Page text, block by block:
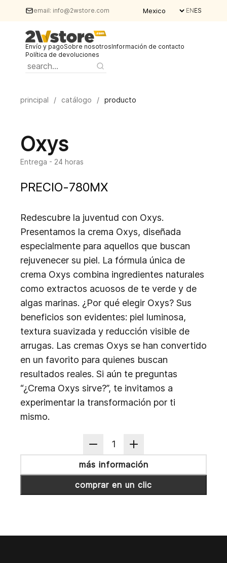
email: info@2wstore.com ENES
Envío y pagoSobre nosotrosInformación de contacto
Política de devoluciones
principal / catálogo / producto
Oxys
Entrega - 24 horas
PRECIO-780MX
Redescubre la juventud con Oxys.
Presentamos la crema Oxys, diseñada
especialmente para aquellos que buscan
rejuvenecer su piel. La fórmula única de
crema Oxys combina ingredientes naturales
como extractos acuosos de te verde y de
algas marinas. ¿Por qué elegir Oxys? Sus
beneficios son evidentes: piel luminosa,
textura suavizada y reducción visible de
arrugas. Las cremas Oxys se han convertido
en un favorito para quienes buscan
resultados reales. Si aún te preguntas
“¿Crema Oxys sirve?”, te invitamos a
experimentar la transformación por ti
mismo.
1
más información
comprar en un clic